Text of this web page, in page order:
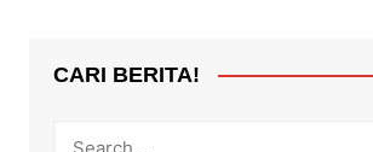
CARI BERITA!